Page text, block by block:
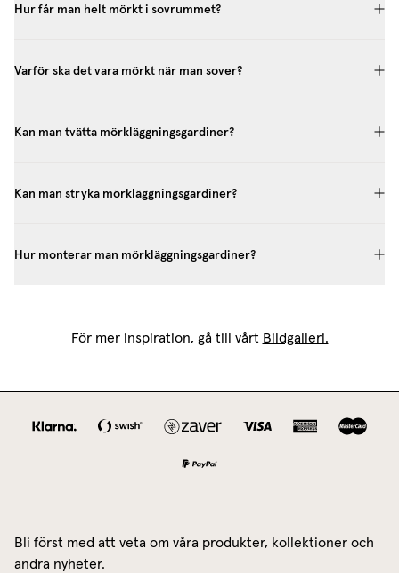
Hur får man helt mörkt i sovrummet?
Varför ska det vara mörkt när man sover?
Kan man tvätta mörkläggningsgardiner?
Kan man stryka mörkläggningsgardiner?
Hur monterar man mörkläggningsgardiner?
För mer inspiration, gå till vårt Bildgalleri.
Bli först med att veta om våra produkter, kollektioner och
andra nyheter.